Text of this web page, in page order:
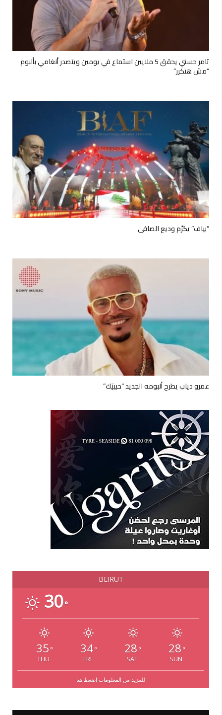
تامر حسني يحقق 5 ملايين استماع في يومين ويتصدر أنغامي بألبوم
“مش هتكرر”
“بياف” يكرّم وديع الصافي
عمرو دياب يطرح ألبومه الجديد “حبيتِك”
BEIRUT
30°
35 °
THU
34°
FRI
28 °
SAT
28 °
SUN
للمزيد من المعلومات إضغط هنا